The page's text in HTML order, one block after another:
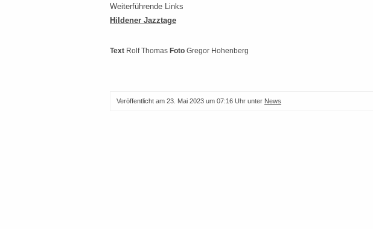
Weiterführende Links
Hildener Jazztage
Text Rolf Thomas Foto Gregor Hohenberg
Veröffentlicht am 23. Mai 2023 um 07:16 Uhr unter News